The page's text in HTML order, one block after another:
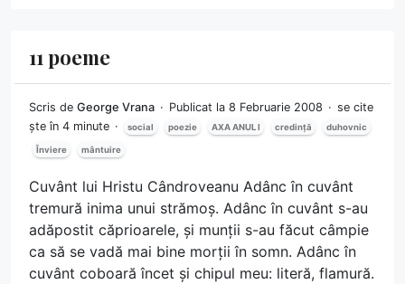
11 poeme
Scris de George Vrana Publicat la 8 Februarie 2008
se cite
ște în 4 minute
social poezie AXA ANUL I credință duhovnic
Înviere mântuire
Cuvânt lui Hristu Cândroveanu Adânc în cuvânt
tremură inima unui strămoș. Adânc în cuvânt s-au
adăpostit căprioarele, și munții s-au făcut câmpie
ca să se vadă mai bine morții în somn. Adânc în
cuvânt coboară încet și chipul meu: literă, flamură.